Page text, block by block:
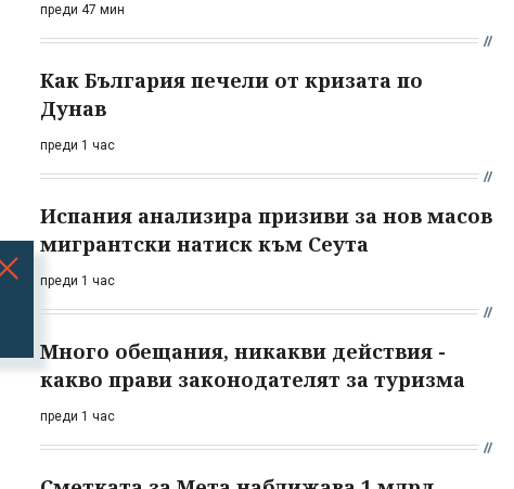
преди 47 мин
Как България печели от кризата по
Дунав
преди 1 час
Испания анализира призиви за нов масов
мигрантски натиск към Сеута
преди 1 час
Много обещания, никакви действия -
какво прави законодателят за туризма
преди 1 час